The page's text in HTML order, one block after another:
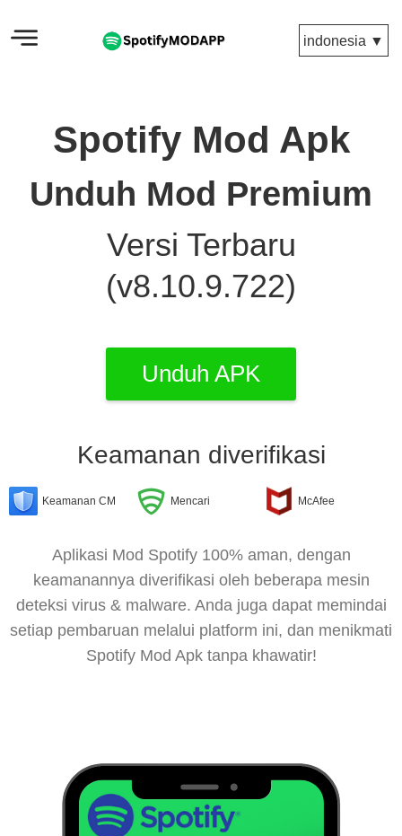
indonesia ▼
Spotify Mod Apk
Unduh Mod Premium
Versi Terbaru
(v8.10.9.722)
Unduh APK
Keamanan diverifikasi
Keamanan CM Mencari McAfee
Aplikasi Mod Spotify 100% aman, dengan
keamanannya diverifikasi oleh beberapa mesin
deteksi virus & malware. Anda juga dapat memindai
setiap pembaruan melalui platform ini, dan menikmati
Spotify Mod Apk tanpa khawatir!